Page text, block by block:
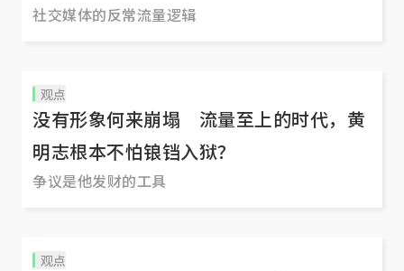
社交媒体的反常流量逻辑
观点
没有形象何来崩塌 流量至上的时代，黄
明志根本不怕锒铛入狱？
争议是他发财的工具
观点